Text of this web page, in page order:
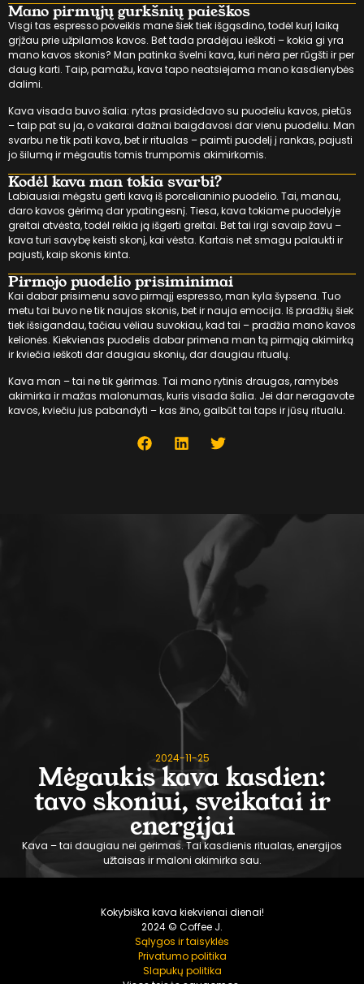
Mano pirmųjų gurkšnių paieškos
Visgi tas espresso poveikis mane šiek tiek išgąsdino, todėl kurį laiką
grįžau prie užpilamos kavos. Bet tada pradėjau ieškoti – kokia gi yra
mano kavos skonis? Man patinka švelni kava, kuri nėra per rūgšti ir per
daug karti. Taip, pamažu, kava tapo neatsiejama mano kasdienybės
dalimi.
Kava visada buvo šalia: rytas prasidėdavo su puodeliu kavos, pietūs
– taip pat su ja, o vakarai dažnai baigdavosi dar vienu puodeliu. Man
svarbu ne tik pati kava, bet ir ritualas – paimti puodelį į rankas, pajusti
jo šilumą ir mėgautis tomis trumpomis akimirkomis.
Kodėl kava man tokia svarbi?
Labiausiai mėgstu gerti kavą iš porcelianinio puodelio. Tai, manau,
daro kavos gėrimą dar ypatingesnį. Tiesa, kava tokiame puodelyje
greitai atvėsta, todėl reikia ją išgerti greitai. Bet tai irgi savaip žavu –
kava turi savybę keisti skonį, kai vėsta. Kartais net smagu palaukti ir
pajusti, kaip skonis kinta.
Pirmojo puodelio prisiminimai
Kai dabar prisimenu savo pirmąjį espresso, man kyla šypsena. Tuo
metu tai buvo ne tik naujas skonis, bet ir nauja emocija. Iš pradžių šiek
tiek išsigandau, tačiau vėliau suvokiau, kad tai – pradžia mano kavos
kelionės. Kiekvienas puodelis dabar primena man tą pirmąją akimirką
ir kviečia ieškoti dar daugiau skonių, dar daugiau ritualų.
Kava man – tai ne tik gėrimas. Tai mano rytinis draugas, ramybės
akimirka ir mažas malonumas, kuris visada šalia. Jei dar neragavote
kavos, kviečiu jus pabandyti – kas žino, galbūt tai taps ir jūsų ritualu.
2024-11-25
Mėgaukis kava kasdien:
tavo skoniui, sveikatai ir
energijai
Kava – tai daugiau nei gėrimas. Tai kasdienis ritualas, energijos
užtaisas ir maloni akimirka sau.
Kokybiška kava kiekvienai dienai!
2024 © Coffee J.
Sąlygos ir taisyklės
Privatumo politika
Slapukų politika